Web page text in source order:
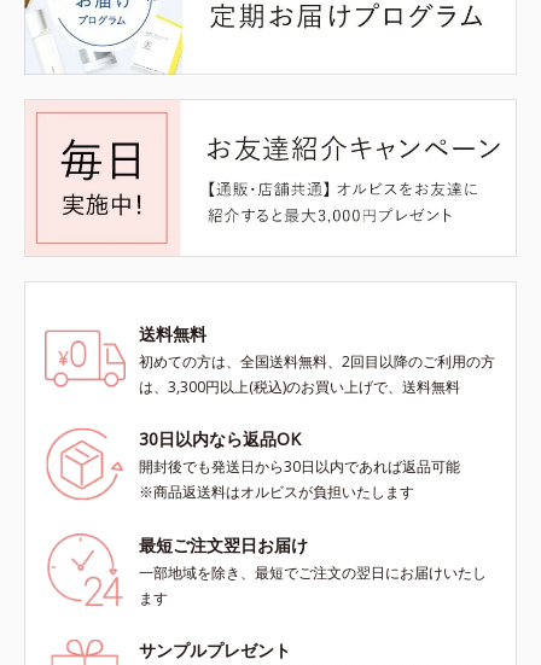
送料無料
初めての方は、全国送料無料、2回目以降のご利用の方
は、3,300円以上(税込)のお買い上げで、送料無料
30日以内なら返品OK
開封後でも発送日から30日以内であれば返品可能
※商品返送料はオルビスが負担いたします
最短ご注文翌日お届け
一部地域を除き、最短でご注文の翌日にお届けいたし
ます
サンプルプレゼント